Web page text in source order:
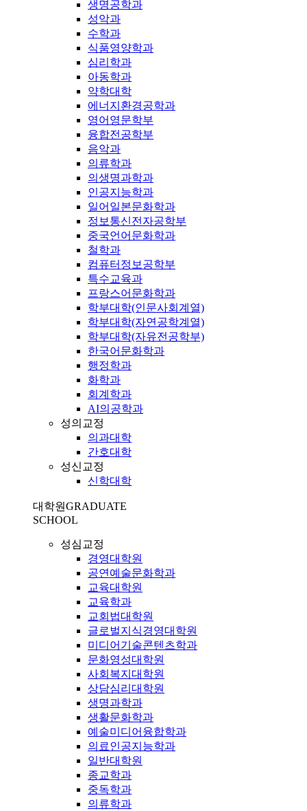
생명공학과
성악과
수학과
식품영양학과
심리학과
아동학과
약학대학
에너지환경공학과
영어영문학부
융합전공학부
음악과
의류학과
의생명과학과
인공지능학과
일어일본문화학과
정보통신전자공학부
중국언어문화학과
철학과
컴퓨터정보공학부
특수교육과
프랑스어문화학과
학부대학(인문사회계열)
학부대학(자연공학계열)
학부대학(자유전공학부)
한국어문화학과
행정학과
화학과
회계학과
AI의공학과
성의교정
의과대학
간호대학
성신교정
신학대학
대학원GRADUATE
SCHOOL
성심교정
경영대학원
공연예술문화학과
교육대학원
교육학과
교회법대학원
글로벌지식경영대학원
미디어기술콘텐츠학과
문화영성대학원
사회복지대학원
상담심리대학원
생명과학과
생활문화학과
예술미디어융합학과
의료인공지능학과
일반대학원
종교학과
중독학과
의류학과